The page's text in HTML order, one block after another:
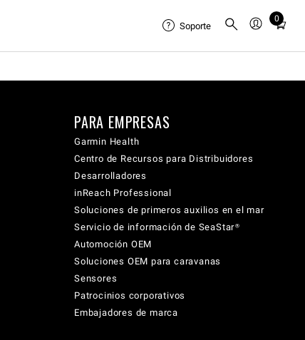
Soporte
0
Total
cart:
PARA EMPRESAS
Garmin Health
Centro de Recursos para Distribuidores
Desarrolladores
inReach Professional
Soluciones de primeros auxilios en el mar
Servicio de información de SeaStar®
Automoción OEM
Soluciones OEM para caravanas
Sensores
Patrocinios corporativos
Embajadores de marca